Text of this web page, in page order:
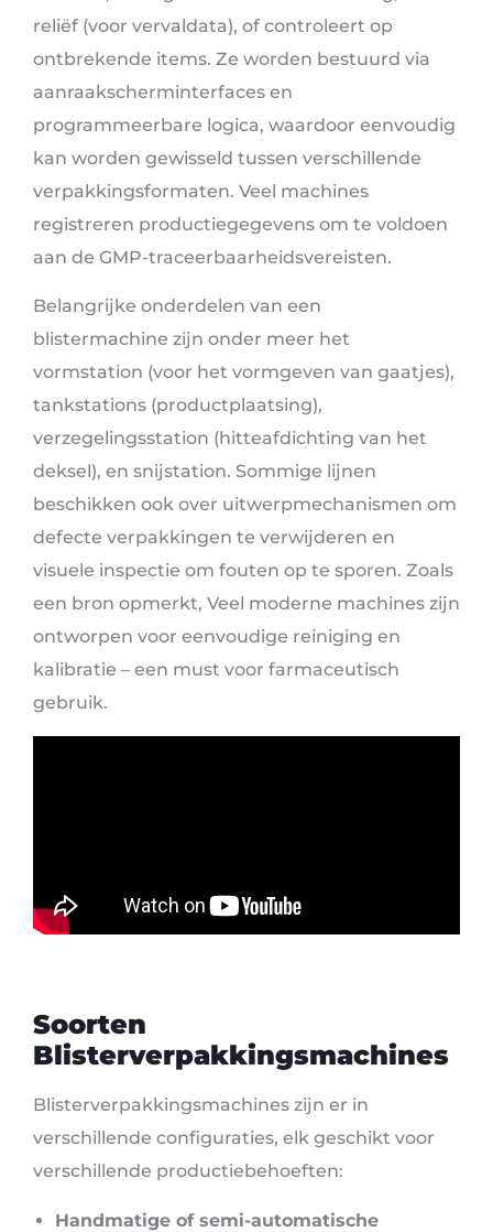
reliëf (voor vervaldata), of controleert op
ontbrekende items. Ze worden bestuurd via
aanraakscherminterfaces en
programmeerbare logica, waardoor eenvoudig
kan worden gewisseld tussen verschillende
verpakkingsformaten. Veel machines
registreren productiegegevens om te voldoen
aan de GMP-traceerbaarheidsvereisten.
Belangrijke onderdelen van een
blistermachine zijn onder meer het
vormstation (voor het vormgeven van gaatjes),
tankstations (productplaatsing),
verzegelingsstation (hitteafdichting van het
deksel), en snijstation. Sommige lijnen
beschikken ook over uitwerpmechanismen om
defecte verpakkingen te verwijderen en
visuele inspectie om fouten op te sporen. Zoals
een bron opmerkt, Veel moderne machines zijn
ontworpen voor eenvoudige reiniging en
kalibratie – een must voor farmaceutisch
gebruik.
Soorten
Blisterverpakkingsmachines
Blisterverpakkingsmachines zijn er in
verschillende configuraties, elk geschikt voor
verschillende productiebehoeften:
Handmatige of semi-automatische